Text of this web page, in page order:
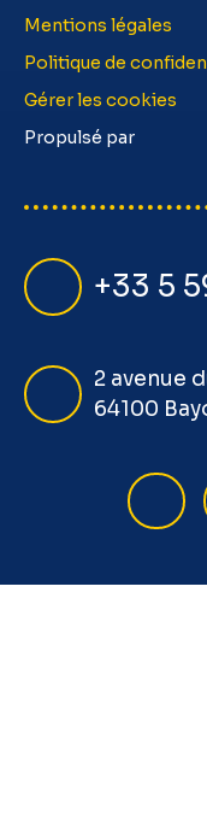
Mentions légales
Politique de
Gérer les cookies
Propulsé par
+33 5
2 avenue
64100